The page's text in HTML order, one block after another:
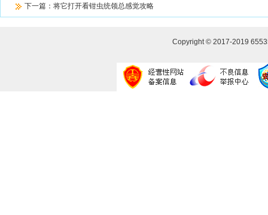
下一篇： 将它打开看钳虫统领总感觉攻略
Copyright © 2017-2019